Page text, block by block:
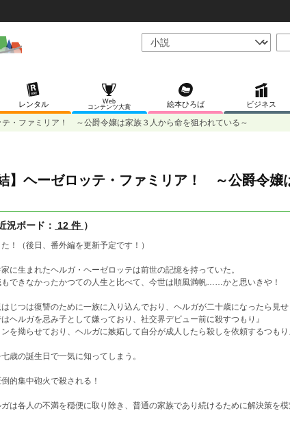
レンタル
Web
コンテンツ大賞
絵本ひろば ビジネス
テ・ファミリア！ ～公爵令嬢は家族３人から命を狙われている～
】ヘーゼロッテ・ファミリア！ ～公爵令嬢
況ボード： 12 件 ）
！（後日、番外編を更新予定です！）
に生まれたヘルガ・ヘーゼロッテは前世の記憶を持っていた。
できなかったかつての人生と比べて、今世は順風満帆……かと思いきや！
はじつは復讐のために一族に入り込んでおり、ヘルガが二十歳になったら見せ
はヘルガを忌み子として嫌っており、社交界デビュー前に殺すつもり』
ンを拗らせており、ヘルガに嫉妬して自分が成人したら殺しを依頼するつもり
歳の誕生日で一気に知ってしまう。
的集中砲火で殺される！
は各人の不満を穏便に取り除き、普通の家族であり続けるために解決策を模